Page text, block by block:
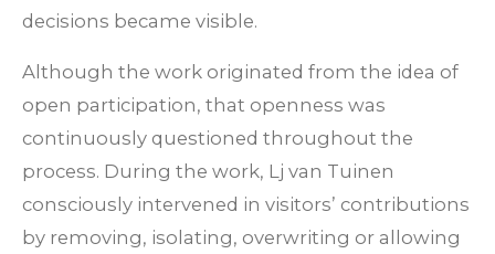
decisions became visible.
Although the work originated from the idea of
open participation, that openness was
continuously questioned throughout the
process. During the work, Lj van Tuinen
consciously intervened in visitors’ contributions
by removing, isolating, overwriting or allowing